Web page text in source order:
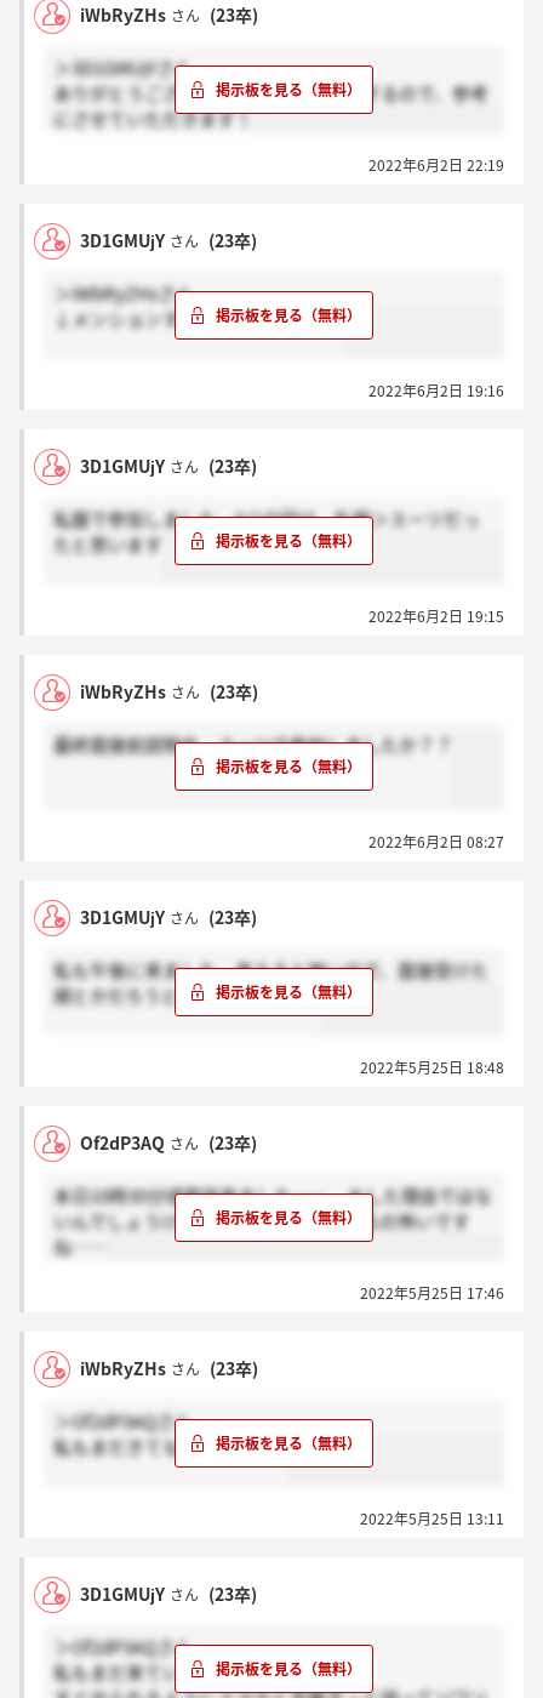
iWbRyZHs さん (23卒)
＞3D1GMUjYさん
ありがとうございます！！私明日参加するので、参考
にさせていただきます！
2022年6月2日 22:19
3D1GMUjY さん (23卒)
＞iWbRyZHsさん
↓メンションするの忘れてました汗
2022年6月2日 19:16
3D1GMUjY さん (23卒)
私服で参加しました。6/1の回は、私服＞スーツだっ
たと思います
2022年6月2日 19:15
iWbRyZHs さん (23卒)
最終面接前説明会、スーツで参加しましたか？？
2022年6月2日 08:27
3D1GMUjY さん (23卒)
私も午後に来ました。考えると怖いので、面接受けた
順とかだろうと受け止めてます。
2022年5月25日 18:48
Of2dP3AQ さん (23卒)
本日10時30分頃電話来ました…… 大した理由ではな
いんでしょうけど時間にかなり差があるの怖いです
ね……
2022年5月25日 17:46
iWbRyZHs さん (23卒)
＞Of2dP3AQさん
私もまだきてないです、、、
2022年5月25日 13:11
3D1GMUjY さん (23卒)
＞Of2dP3AQさん
私もまだ来ていないです......